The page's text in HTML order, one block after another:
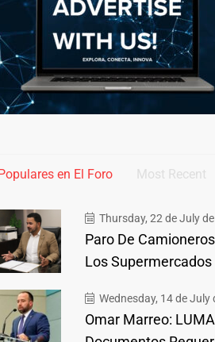
en El Foro Most Recent
Thursday, 22 de July
Paro De
Los Supermercados
Wednesday, 14 de July
Omar Marreo: